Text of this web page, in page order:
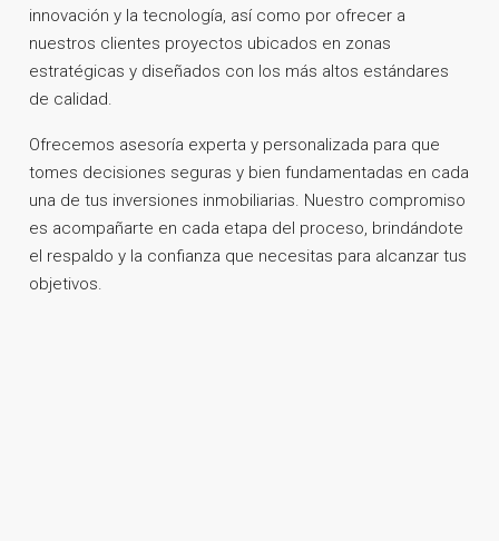
innovación y la tecnología, así como por ofrecer a
nuestros clientes proyectos ubicados en zonas
estratégicas y diseñados con los más altos estándares
de calidad.
Ofrecemos asesoría experta y personalizada para que
tomes decisiones seguras y bien fundamentadas en cada
una de tus inversiones inmobiliarias. Nuestro compromiso
es acompañarte en cada etapa del proceso, brindándote
el respaldo y la confianza que necesitas para alcanzar tus
objetivos.